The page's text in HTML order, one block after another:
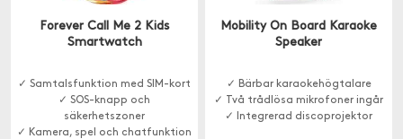
Forever Call Me 2 Kids
Smartwatch
✓ Samtalsfunktion med SIM-kort
✓ SOS-knapp och
säkerhetszoner
✓ Kamera, spel och chatfunktion
Mobility On Board Karaoke
Speaker
✓ Bärbar karaokehögtalare
✓ Två trådlösa mikrofoner ingår
✓ Integrerad discoprojektor